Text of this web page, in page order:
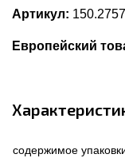
Артикул: 150.2757
Европейский
содержимое